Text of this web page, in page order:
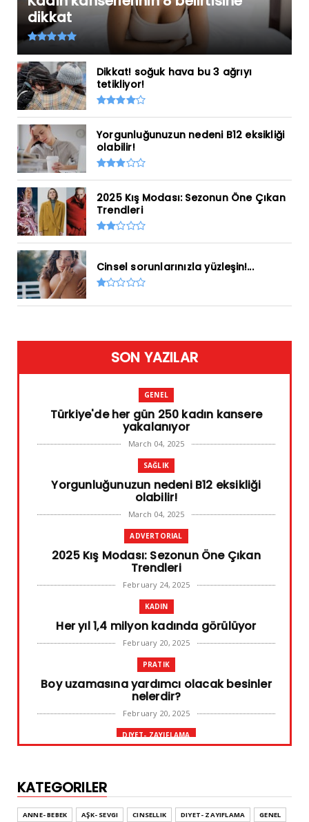
dikkat
Dikkat! soğuk hava bu 3 ağrıyı
tetikliyor!
Yorgunluğunuzun nedeni B12 eksikliği
olabilir!
2025 Kış Modası: Sezonun Öne Çıkan
Trendleri
Cinsel sorunlarınızla yüzleşin!...
SON YAZILAR
GENEL
Türkiye'de her gün 250 kadın kansere
yakalanıyor
March 04, 2025
SAĞLIK
Yorgunluğunuzun nedeni B12 eksikliği
olabilir!
March 04, 2025
ADVERTORIAL
2025 Kış Modası: Sezonun Öne Çıkan
Trendleri
February 24, 2025
KADIN
Her yıl 1,4 milyon kadında görülüyor
February 20, 2025
PRATIK
Boy uzamasına yardımcı olacak besinler
nelerdir?
February 20, 2025
DIYET- ZAYIFLAMA
Leke ve çatlak tedavisinde radyofrekans
KATEGORILER
ANNE- BEBEK AŞK- SEVGI CINSELLIK DIYET- ZAYIFLAMA
GENEL